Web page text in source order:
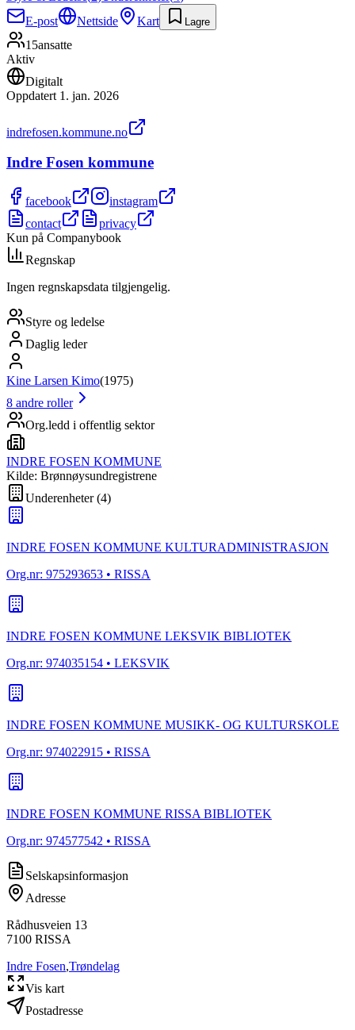
E-post
Nettside Kart Lagre
15ansatte
Aktiv
Digitalt
Oppdatert 1. jan. 2026
indrefosen.kommune.no
Indre Fosen kommune
facebook
instagram
contact
privacy
Kun på Companybook
Regnskap
Ingen regnskapsdata tilgjengelig.
Styre og ledelse
Daglig leder
Kine Larsen Kimo(1975)
8 andre roller
Org.ledd i offentlig sektor
INDRE FOSEN KOMMUNE
Kilde: Brønnøysundregistrene
Underenheter(4)
INDRE FOSEN KOMMUNE KULTURADMINISTRASJON
Org.nr: 975293653 • RISSA
INDRE FOSEN KOMMUNE LEKSVIK BIBLIOTEK
Org.nr: 974035154 • LEKSVIK
INDRE FOSEN KOMMUNE MUSIKK- OG KULTURSKOLE
Org.nr: 974022915 • RISSA
INDRE FOSEN KOMMUNE RISSA BIBLIOTEK
Org.nr: 974577542 • RISSA
Selskapsinformasjon
Adresse
Rådhusveien 13
7100 RISSA
Indre Fosen,Trøndelag
Vis kart
Postadresse